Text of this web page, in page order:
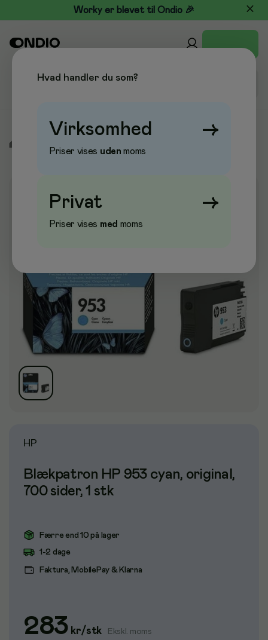
Worky er blevet til Ondio 🎉
HP
Blækpatron HP 953 cyan, original,
700 sider, 1 stk
Færre end 10 på lager
1-2 dage
Faktura, MobilePay & Klarna
283 kr/stk Ekskl. moms
Hvad handler du som?
Virksomhed →
Priser vises uden moms
Privat →
Priser vises med moms